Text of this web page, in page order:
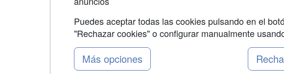
Grupo formazion:
Puedes aceptar todas las cookies pulsando en el
"Rechazar cookies" o configurar manualmente
Más opciones